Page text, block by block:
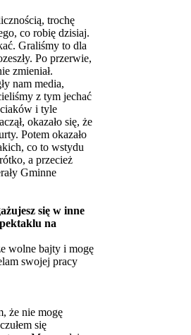
trochę
co robię dzisiaj.
Graliśmy to dla
Po przerwie,
zmieniał.
nam media,
z tym jechać
i tyle
okazało się, że
Potem okazało
co to wstydu
a przecież
Gminne
się w inne
na
wolne bajty i mogę
swojej pracy
że nie mogę
się